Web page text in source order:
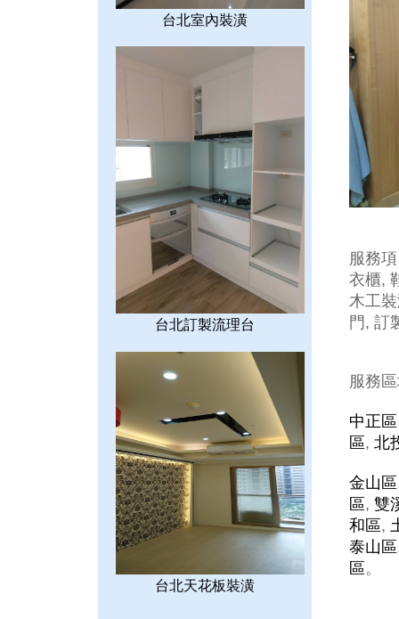
台北室內裝潢
台北訂製流理台
台北天花板裝潢
服務
衣櫃,
木工
門, 訂
服務
中正區
區, 北
金山區
區, 雙
和區,
泰山區
區 。